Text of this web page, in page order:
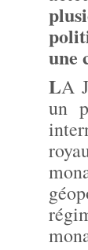
une
LA
un